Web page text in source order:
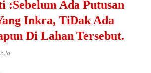
:Sebelum Ada Putusan
Inkra, TiDak Ada
Di Lahan Tersebut.